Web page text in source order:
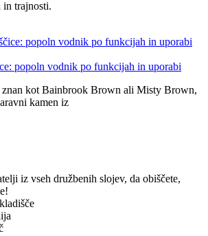
in trajnosti.
popoln vodnik po funkcijah in uporabi
znan kot Bainbrook Brown ali Misty Brown,
kamen iz
iz vseh družbenih slojev, da obiščete,